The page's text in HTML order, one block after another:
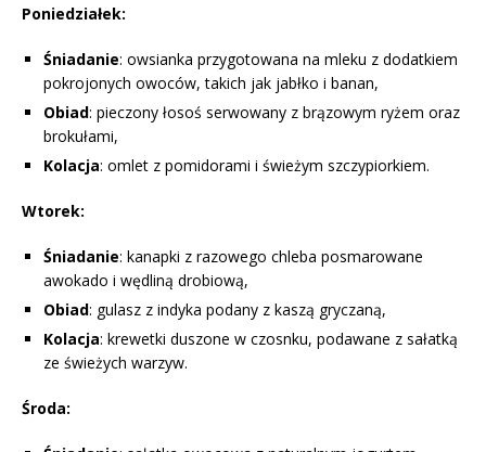
Poniedziałek:
Śniadanie: owsianka przygotowana na mleku z dodatkiem
pokrojonych owoców, takich jak jabłko i banan,
Obiad: pieczony łosoś serwowany z brązowym ryżem oraz
brokułami,
Kolacja: omlet z pomidorami i świeżym szczypiorkiem.
Wtorek:
Śniadanie: kanapki z razowego chleba posmarowane
awokado i wędliną drobiową,
Obiad: gulasz z indyka podany z kaszą gryczaną,
Kolacja: krewetki duszone w czosnku, podawane z sałatką
ze świeżych warzyw.
Środa: